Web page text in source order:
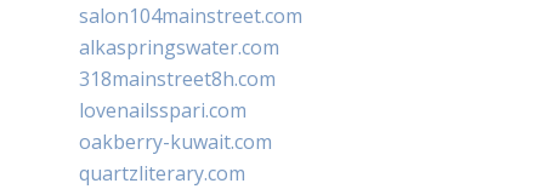
salon104mainstreet.com
alkaspringswater.com
318mainstreet8h.com
lovenailsspari.com
oakberry-kuwait.com
quartzliterary.com